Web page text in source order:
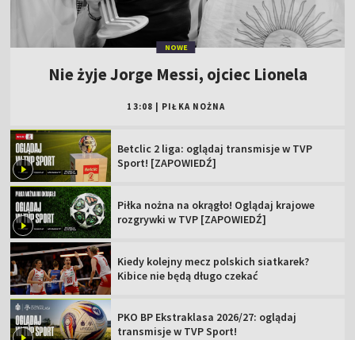
NOWE
Nie żyje Jorge Messi, ojciec Lionela
13:08 PIŁKA NOŻNA
Betclic 2 liga: oglądaj transmisje w TVP
Sport! [ZAPOWIEDŹ]
Piłka nożna na okrągło! Oglądaj krajowe
rozgrywki w TVP [ZAPOWIEDŹ]
Kiedy kolejny mecz polskich siatkarek?
Kibice nie będą długo czekać
PKO BP Ekstraklasa 2026/27: oglądaj
transmisje w TVP Sport!